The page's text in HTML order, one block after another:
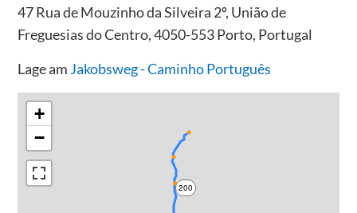
47 Rua de Mouzinho da Silveira 2º, União de
Freguesias do Centro, 4050-553 Porto, Portugal
Lage am Jakobsweg - Caminho Português
200
+
−